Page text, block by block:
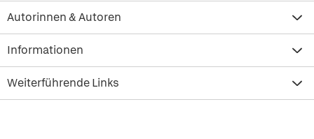
Autorinnen & Autoren
Informationen
Weiterführende Links